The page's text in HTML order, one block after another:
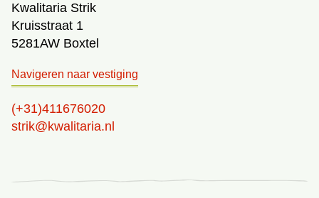
Kwalitaria Strik
Kruisstraat 1
5281AW Boxtel
Navigeren naar vestiging
(+31)411676020
strik@kwalitaria.nl